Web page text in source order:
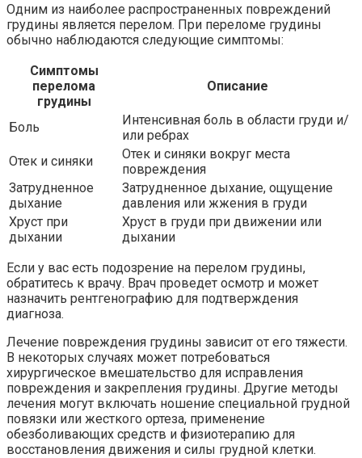
Одним из наиболее распространенных повреждений
грудины является перелом. При переломе грудины
обычно наблюдаются следующие симптомы:
Симптомы
перелома
грудины
Описание
Боль
Интенсивная боль в области груди и/
или ребрах
Отек и синяки
Отек и синяки вокруг места
повреждения
Затрудненное
дыхание
Затрудненное дыхание, ощущение
давления или жжения в груди
Хруст при
дыхании
Хруст в груди при движении или
дыхании
Если у вас есть подозрение на перелом грудины,
обратитесь к врачу. Врач проведет осмотр и может
назначить рентгенографию для подтверждения
диагноза.
Лечение повреждения грудины зависит от его тяжести.
В некоторых случаях может потребоваться
хирургическое вмешательство для исправления
повреждения и закрепления грудины. Другие методы
лечения могут включать ношение специальной грудной
повязки или жесткого ортеза, применение
обезболивающих средств и физиотерапию для
восстановления движения и силы грудной клетки.